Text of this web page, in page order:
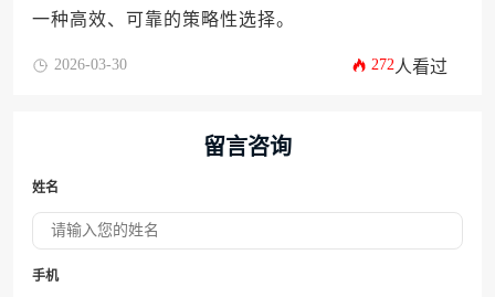
一种高效、可靠的策略性选择。
2026-03-30 272人看过
留言咨询
姓名
手机